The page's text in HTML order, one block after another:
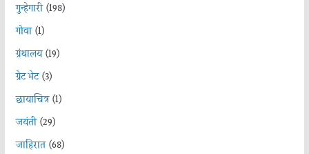
गुन्हेगारी(198)
गोवा(1)
ग्रंथालय(19)
ग्रेट भेट(3)
छायाचित्र(1)
जयंती(29)
जाहिरात(68)